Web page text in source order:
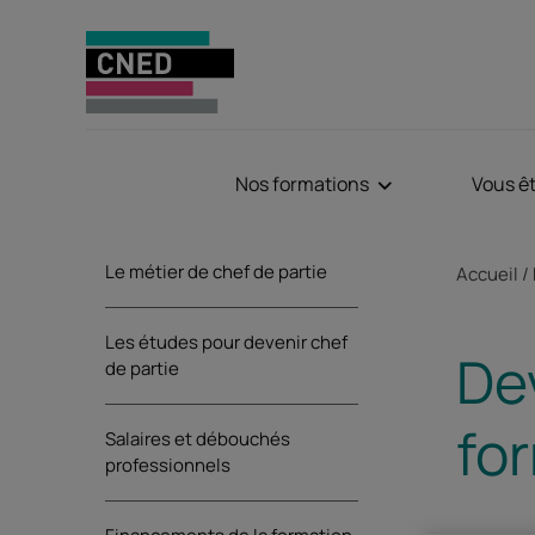
Nos formations Vous
Accueil
Le métier de chef de partie
Les études pour devenir chef
de partie
Salaires et débouchés
professionnels